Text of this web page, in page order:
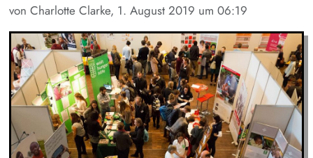
von Charlotte Clarke, 1. August 2019 um 06:19